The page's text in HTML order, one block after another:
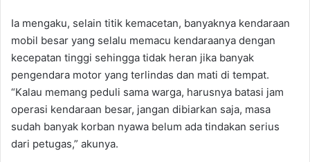
Ia mengaku, selain titik kemacetan, banyaknya kendaraan
mobil besar yang selalu memacu kendaraanya dengan
kecepatan tinggi sehingga tidak heran jika banyak
pengendara motor yang terlindas dan mati di tempat.
“Kalau memang peduli sama warga, harusnya batasi jam
operasi kendaraan besar, jangan dibiarkan saja, masa
sudah banyak korban nyawa belum ada tindakan serius
dari petugas,” akunya.